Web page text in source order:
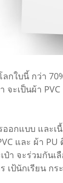
กใบนี้ กว่า
ะเป็นผ้า PVC
อกแบบ และเ
และ ผ้า
า จะร่วมกันเ
เป้นักเรียน ก